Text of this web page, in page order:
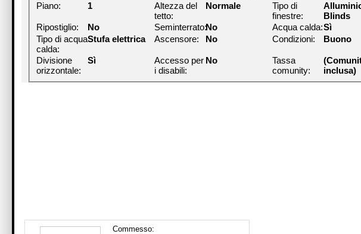
Piano: 1
Altezza del
tetto:
Normale
Tipo di
finestre:
Blinds
Ripostiglio:
No Seminterrato:No Acqua calda:Sì
Tipo di acqua
calda:
Stufa elettrica Ascensore: No Condizioni: Buono
Divisione
orizzontale:
Sì
Accesso per
i disabili:
No
Tassa
comunity:
inclusa)
Commesso: